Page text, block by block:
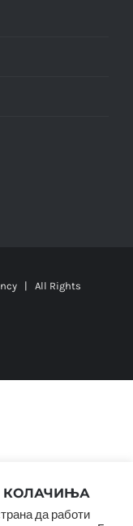
| All Rights
КОЛАЧИЊА
да работи